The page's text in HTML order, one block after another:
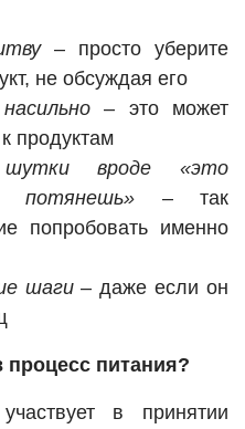
– просто уберите
не обсуждая его
– это может
продуктам
вроде «это
– так
попробовать именно
шаги– даже если он
процесс питания?
в принятии